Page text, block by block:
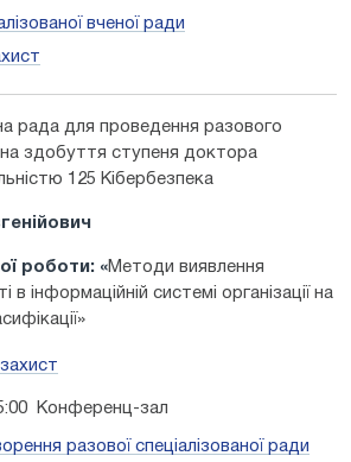
вченої ради
рада для проведення разового
на здобуття ступеня доктора
125 Кібербезпека
роботи: «Методи виявлення
в інформаційній системі організації на
Конференц-зал
разової спеціалізованої ради